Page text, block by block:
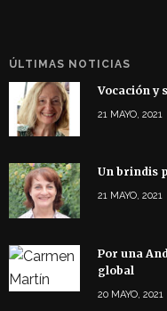
ÚLTIMAS NOTICIAS
Vocación y
21 MAYO, 2021
Un brindis
21 MAYO, 2021
Por una
global
20 MAYO, 2021